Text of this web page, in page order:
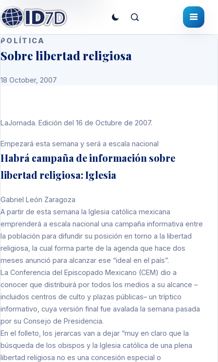
POLÍTICA
Sobre libertad religiosa
18 October, 2007
LaJornada. Edición del 16 de Octubre de 2007.
Empezará esta semana y será a escala nacional
Habrá campaña de información sobre
libertad religiosa: Iglesia
Gabriel León Zaragoza
A partir de esta semana la Iglesia católica mexicana
emprenderá a escala nacional una campaña informativa entre
la población para difundir su posición en torno a la libertad
religiosa, la cual forma parte de la agenda que hace dos
meses anunció para alcanzar ese “ideal en el país”.
La Conferencia del Episcopado Mexicano (CEM) dio a
conocer que distribuirá por todos los medios a su alcance –
incluidos centros de culto y plazas públicas– un tríptico
informativo, cuya versión final fue avalada la semana pasada
por su Consejo de Presidencia.
En el folleto, los jerarcas van a dejar “muy en claro que la
búsqueda de los obispos y la Iglesia católica de una plena
libertad religiosa no es una concesión especial o